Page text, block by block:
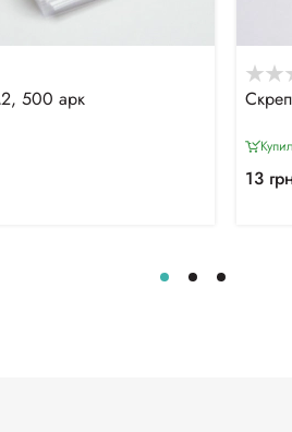
500 арк
13